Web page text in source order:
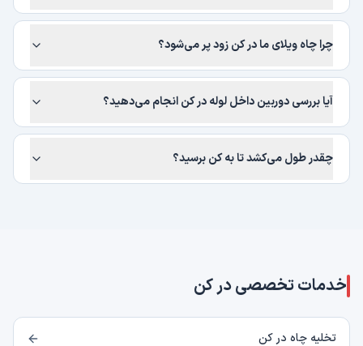
چرا چاه ویلای ما در کن زود پر می‌شود؟
آیا بررسی دوربین داخل لوله در کن انجام می‌دهید؟
چقدر طول می‌کشد تا به کن برسید؟
خدمات تخصصی درکن
تخلیه چاه در کن